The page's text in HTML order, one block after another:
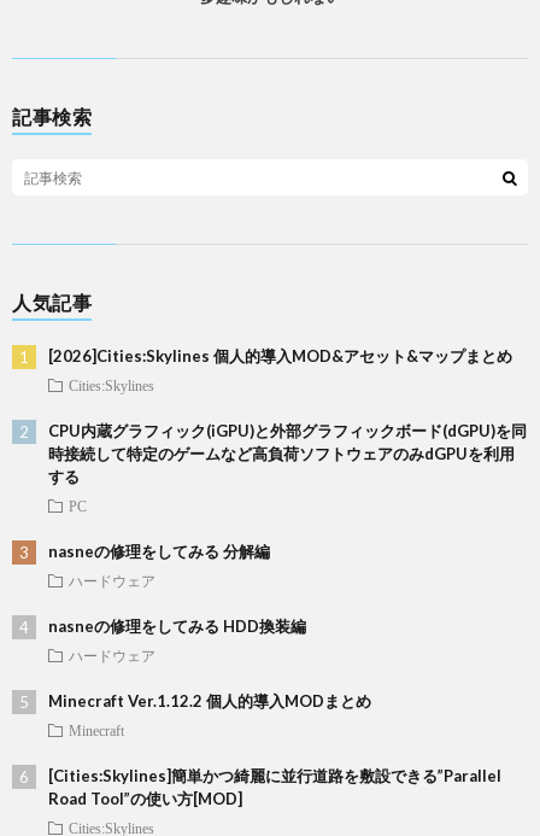
記事検索
人気記事
[2026]Cities:Skylines 個人的導入MOD&アセット&マップまとめ
Cities:Skylines
CPU内蔵グラフィック(iGPU)と外部グラフィックボード(dGPU)を同
時接続して特定のゲームなど高負荷ソフトウェアのみdGPUを利用
する
PC
nasneの修理をしてみる 分解編
ハードウェア
nasneの修理をしてみる HDD換装編
ハードウェア
Minecraft Ver.1.12.2 個人的導入MODまとめ
Minecraft
[Cities:Skylines]簡単かつ綺麗に並行道路を敷設できる”Parallel
Road Tool”の使い方[MOD]
Cities:Skylines